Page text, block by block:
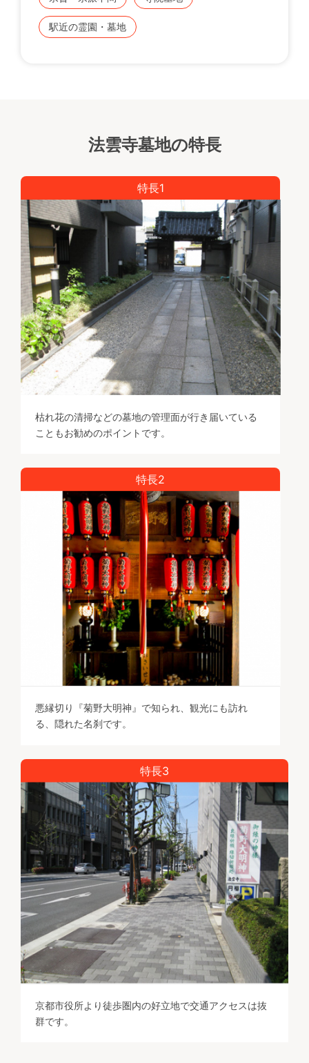
駅近の霊園・墓地
法雲寺墓地の特長
特長1
枯れ花の清掃などの墓地の管理面が行き届いている
こともお勧めのポイントです。
特長2
悪縁切り『菊野大明神』で知られ、観光にも訪れ
る、隠れた名刹です。
特長3
京都市役所より徒歩圏内の好立地で交通アクセスは抜
群です。